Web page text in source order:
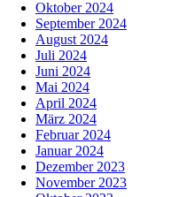
Oktober 2024
September 2024
August 2024
Juli 2024
Juni 2024
Mai 2024
April 2024
März 2024
Februar 2024
Januar 2024
Dezember 2023
November 2023